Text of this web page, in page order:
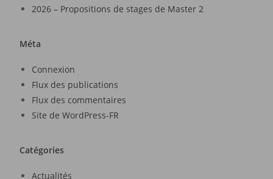
2026 – Propositions de stages de Master 2
Méta
Connexion
Flux des publications
Flux des commentaires
Site de WordPress-FR
Catégories
Actualités